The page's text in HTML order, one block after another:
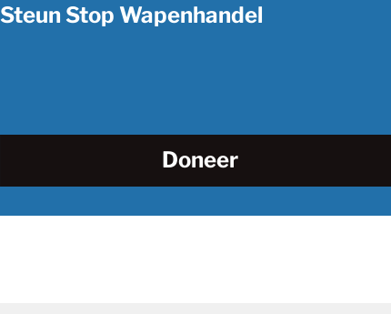
Steun Stop Wapenhandel
Doneer